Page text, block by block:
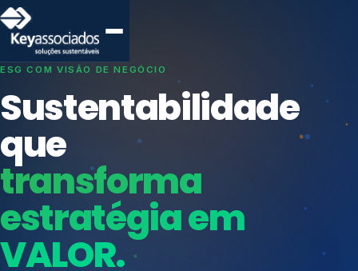
SISTEMAS DE GESTÃO OTIMIZADOS E INTEGRADOS
Conformidade que
protege seu
negócio.
Consultoria, auditoria e treinamentos em ISO 27001,
ISO 27701, ISO 42001, ISO 37001, ISO 9001, ISO
Índices de Mercado
Mudanças Climáticas
Reputação e Cadeia
Reporte Regulatório